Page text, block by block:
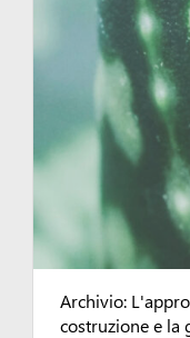
Archivio:
costruzione e la